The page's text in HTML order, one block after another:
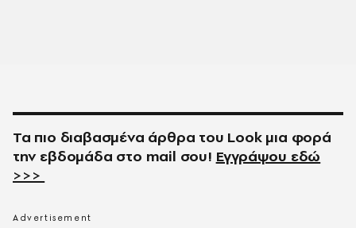
Τα πιο διαβασμένα άρθρα του Look μια φορά
την εβδομάδα στο mail σου! Εγγράψου εδώ
>>>